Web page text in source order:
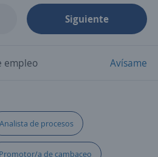
Siguiente
empleo Avísame
Analista de procesos
Promotor/a de cambaceo